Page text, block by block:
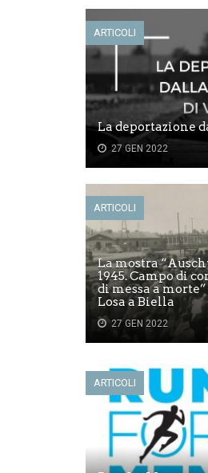
ARTICOLI
La deportazione
27 GEN 2022
ARTICOLI
La mostra
1945. Campo di
di messa a
Losa a Biella
27 GEN 2022
ARTICOLI